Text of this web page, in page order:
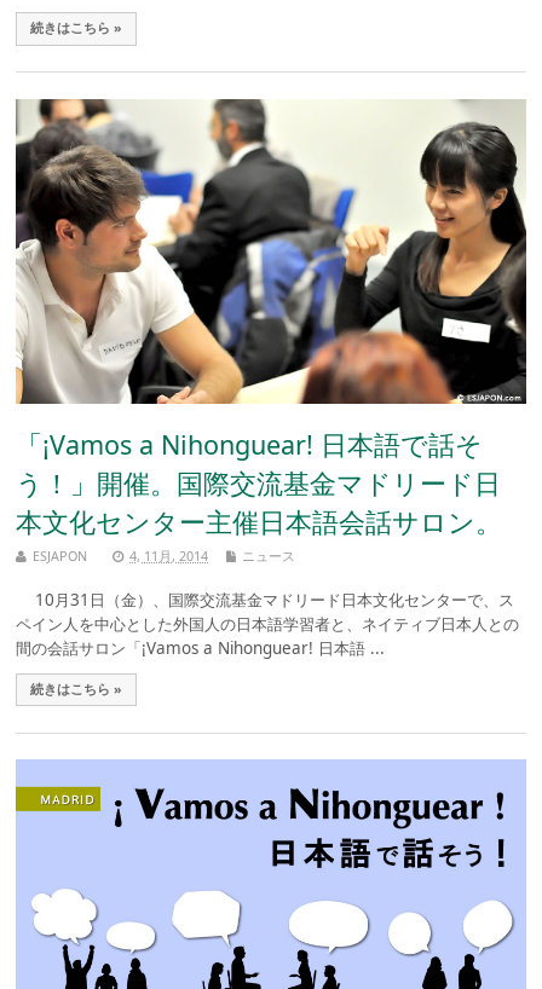
続きはこちら »
「¡Vamos a Nihonguear! 日本語で話そ
う！」開催。国際交流基金マドリード日
本文化センター主催日本語会話サロン。
ESJAPON 4, 11月, 2014 ニュース
10月31日（金）、国際交流基金マドリード日本文化センターで、ス
ペイン人を中心とした外国人の日本語学習者と、ネイティブ日本人との
間の会話サロン「¡Vamos a Nihonguear! 日本語 ...
続きはこちら »